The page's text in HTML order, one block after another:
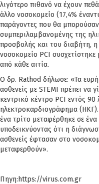
λιγότερο πιθανό να έχουν
άλλο νοσοκομείο (17,4%
παράγοντες που θα
συμπεριλαμβανομένης της
προσβολής και του διαβήτη,
νοσοκομείο PCI
από κάθε αιτία.
Ο δρ. Rathod δήλωσε: «Τα
ασθενείς με STEMI πρέπει να
κεντρικό κέντρο PCI εντός
ηλεκτροκαρδιογράφημα
ένα τρίτο μεταφέρθηκε σε
υποδεικνύοντας ότι η
ασθενείς έφτασαν στο
μεταφερθούν».
Πηγη:https://virus.com.gr